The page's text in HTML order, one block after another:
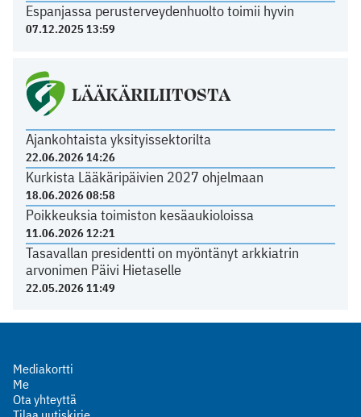
Espanjassa perusterveydenhuolto toimii hyvin
07.12.2025 13:59
LÄÄKÄRILIITOSTA
Ajankohtaista yksityissektorilta
22.06.2026 14:26
Kurkista Lääkäripäivien 2027 ohjelmaan
18.06.2026 08:58
Poikkeuksia toimiston kesäaukioloissa
11.06.2026 12:21
Tasavallan presidentti on myöntänyt arkkiatrin
arvonimen Päivi Hietaselle
22.05.2026 11:49
Mediakortti
Me
Ota yhteyttä